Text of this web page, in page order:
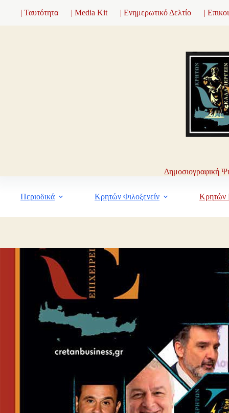
| Ταυτότητα | Media Kit | Ενημερωτικό Δελτίο |
Δημοσιογραφική
Περιοδικά Κρητών Φιλοξενείν Κρητών